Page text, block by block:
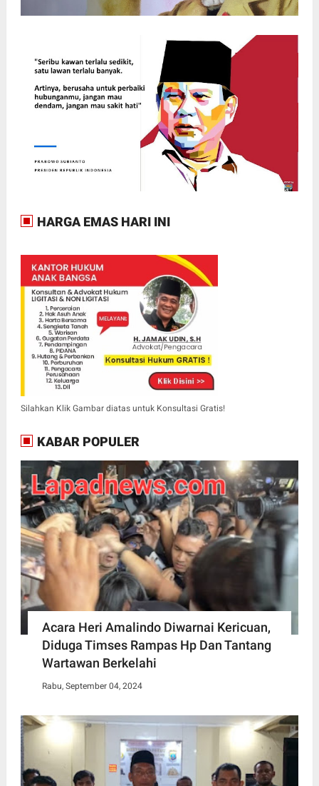
HARGA EMAS HARI INI
Silahkan Klik Gambar diatas untuk Konsultasi Gratis!
KABAR POPULER
Acara Heri Amalindo Diwarnai Kericuan,
Diduga Timses Rampas Hp Dan Tantang
Wartawan Berkelahi
Rabu, September 04, 2024